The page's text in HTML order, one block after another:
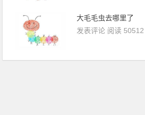
大毛毛虫去哪里了
发表评论 阅读 50512